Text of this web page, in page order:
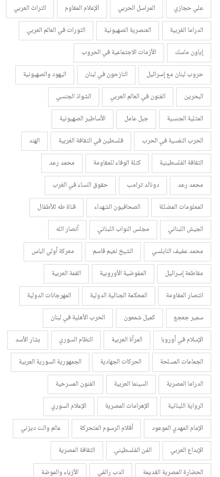
علي حجازي
المراسل الحربي الإعلام المقاوم
التراث العربي
الدراما الغربية
العنصرية الصهيونية
الثورات في العالم العربي
إياون ماسك
الأزمات الاجتماعية في الحروب
حروب لبنان مع إسرائيل
النازحون في لبنان
اليهود والصهيونية
البحرين
الفنون في العالم العربي
الشواذ الجنسي
المثلية الجنسية
جبل عامل
الأساطير الصهيونية
الحرب النفسية في الحرب
فلسطين في الثقافة الغربية
الهند
الثقافة الفلسطينية
كتلة الوفاء للمقاومة
محمد رعد
محمد رعد
دونالد ترامب
حقوق النساء في الغرب
المعلومات المضللة
الصحافيون الشهداء
قناة طه للأطفال
الجيش اللبناني
مجلس النواب اللبناني
أنصار الله
محمد عفيف النابلسي
الشيخ نعيم قاسم
معركة أولي الباس
مقاطعة إسرائيل
المفوضية الأوروبية
القمة العربية
انتصار المقاومة
المحكمة الجنائية الدولية
المهرجانات الدولية
سمير جعجع
كميل شمعون
الحرب الأهلية في لبنان
الإسلام في أوروبا
المرأة العربية النظام السوري
بشار الأسد
الجماعات المسلحة
الحركات الجهادية
الجمهورية السورية العربية
الدراما المصرية
السينما العربية
الفنون المسرحية
الرواية اللبنانية
الإهرامات المصرية
الإعلام السوري
الإمام المهدي الموعود
أفلام الرسوم المتحركة
عالم والت ديزني
الإبداع العربي
الفن الفلسطيني
الثقافة المصرية
الحضارة المصرية القديمة
الدب رالفي الأزياء والموضة